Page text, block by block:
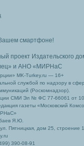
смартфоне!
проект Издательского
и АНО «МИРНаС
MK-Turkey.ru — 16+
службой по надзору в
(Роскомнадзор).
СМИ Эл № ФС 77-66061 от
газеты «Московский
Я.Ю.
Пятницкая, дом 25, строение
390-08-91